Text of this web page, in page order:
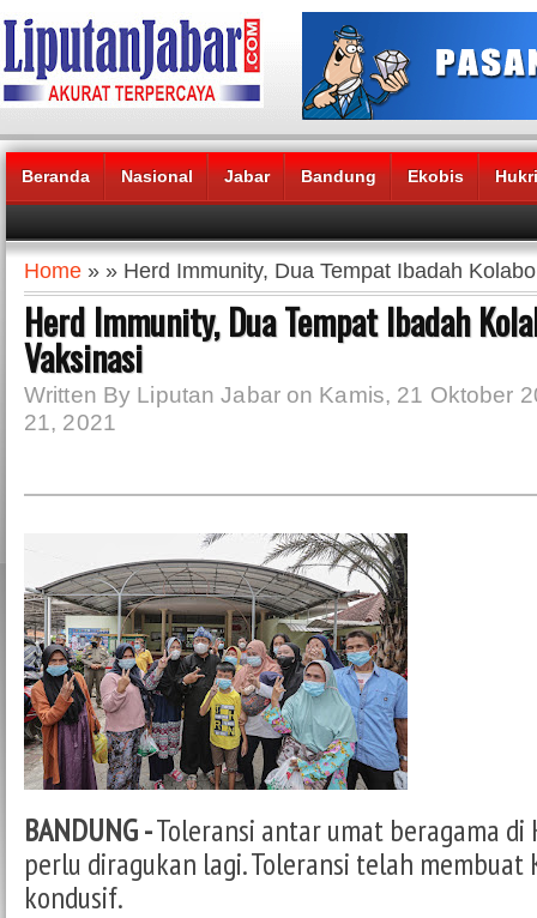
Beranda Nasional Jabar Bandung Ekobis
Headlines News :
Home » » Herd Immunity, Dua Tempat Ibadah
Herd Immunity, Dua Tempat Ibadah
Vaksinasi
Written By Liputan Jabar on Kamis, 21 Oktober
21, 2021
BANDUNG -Toleransi antar umat beragama di
perlu diragukan lagi. Toleransi telah membuat
kondusif.